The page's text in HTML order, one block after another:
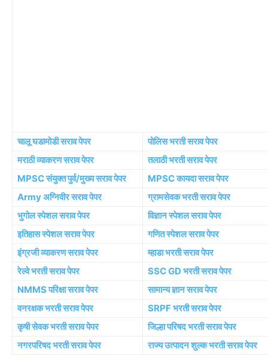
चालू घडामोडी सराव पेपर
पोलिस भरती सराव पेपर
मराठी व्याकरण सराव पेपर
तलाठी भरती सराव पेपर
MPSC संयुक्त पुर्व/मुख्य सराव पेपर
MPSC कायदा सराव पेपर
Army अग्निवीर सराव पेपर
ग्रामसेवक भरती सराव पेपर
भुगोल स्पेशल सराव पेपर
विज्ञान स्पेशल सराव पेपर
इतिहास स्पेशल सराव पेपर
गणित स्पेशल सराव पेपर
इंग्रजी व्याकरण सराव पेपर
म्हाडा भरती सराव पेपर
रेल्वे भरती सराव पेपर
SSC GD भरती सराव पेपर
NMMS परिक्षा सराव पेपर
सामान्य ज्ञान सराव पेपर
वनरक्षक भरती सराव पेपर
SRPF भरती सराव पेपर
कृषी सेवक भरती सराव पेपर
जिल्हा परिषद भरती सराव पेपर
नगरपरिषद भरती सराव पेपर
राज्य उत्पादन शुल्क भरती सराव पेपर